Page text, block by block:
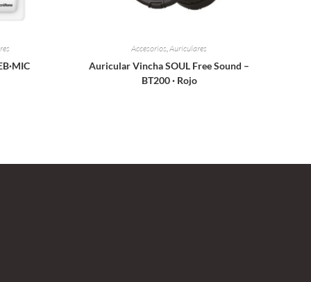
Accesorios,Auriculares
Auricular Vincha SOUL Free Sound –
BT200 · Rojo